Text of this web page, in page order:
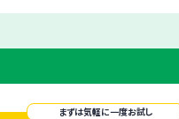
まずは気軽に一度お試し